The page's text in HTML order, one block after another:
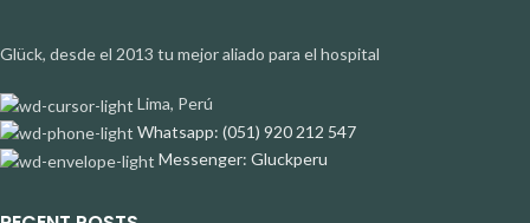
Glück, desde el 2013 tu mejor aliado para el hospital
Lima, Perú
Whatsapp: (051) 920 212 547
Messenger: Gluckperu